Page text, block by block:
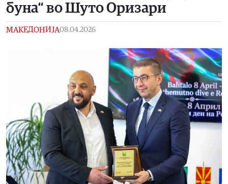
буна“ во Шуто Оризари
МАКЕДОНИЈА08.04.2026